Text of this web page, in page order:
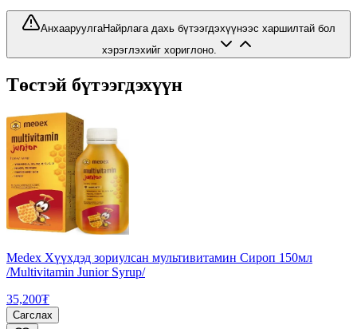
АнхааруулгаНайрлага дахь бүтээгдэхүүнээс харшилтай бол
хэрэглэхийг хориглоно.
Төстэй бүтээгдэхүүн
Medex Хүүхдэд зориулсан мультивитамин Сироп 150мл
/Multivitamin Junior Syrup/
35,200₮
Сагслах